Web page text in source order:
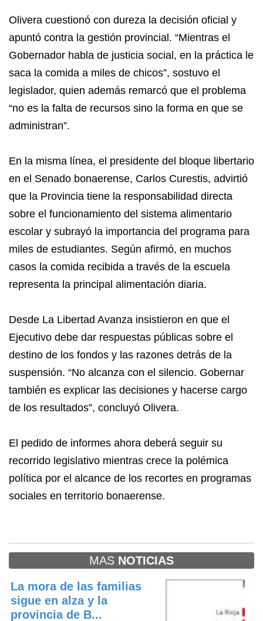
Olivera cuestionó con dureza la decisión oficial y
apuntó contra la gestión provincial. “Mientras el
Gobernador habla de justicia social, en la práctica le
saca la comida a miles de chicos”, sostuvo el
legislador, quien además remarcó que el problema
“no es la falta de recursos sino la forma en que se
administran”.
En la misma línea, el presidente del bloque libertario
en el Senado bonaerense, Carlos Curestis, advirtió
que la Provincia tiene la responsabilidad directa
sobre el funcionamiento del sistema alimentario
escolar y subrayó la importancia del programa para
miles de estudiantes. Según afirmó, en muchos
casos la comida recibida a través de la escuela
representa la principal alimentación diaria.
Desde La Libertad Avanza insistieron en que el
Ejecutivo debe dar respuestas públicas sobre el
destino de los fondos y las razones detrás de la
suspensión. “No alcanza con el silencio. Gobernar
también es explicar las decisiones y hacerse cargo
de los resultados”, concluyó Olivera.
El pedido de informes ahora deberá seguir su
recorrido legislativo mientras crece la polémica
política por el alcance de los recortes en programas
sociales en territorio bonaerense.
MAS NOTICIAS
La mora de las familias
sigue en alza y la
provincia de B...